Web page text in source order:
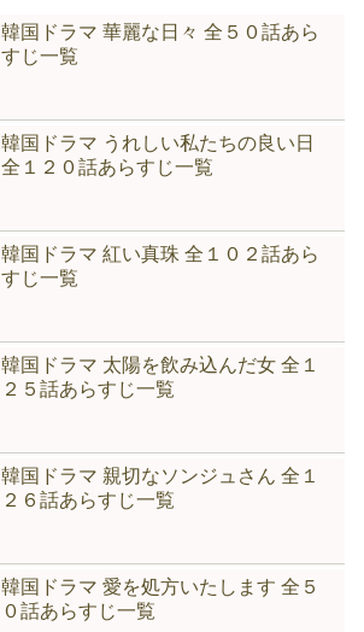
韓国ドラマ 華麗な日々 全５０話あら
すじ一覧
韓国ドラマ うれしい私たちの良い日
全１２０話あらすじ一覧
韓国ドラマ 紅い真珠 全１０２話あら
すじ一覧
韓国ドラマ 太陽を飲み込んだ女 全１
２５話あらすじ一覧
韓国ドラマ 親切なソンジュさん 全１
２６話あらすじ一覧
韓国ドラマ 愛を処方いたします 全５
０話あらすじ一覧